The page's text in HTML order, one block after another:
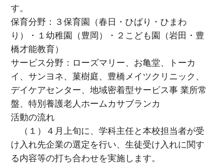
す。
保育分野：３保育園（春日・ひばり・ひまわ
り）・１幼稚園（豊岡）・２こども園（岩田・豊
橋才能教育）
サービス分野：ローズマリー、お亀堂、トーカ
イ、サンヨネ、菓樹庭、豊橋メイツクリニック、
デイケアセンター、地域密着型サービス事 業所常
盤、特別養護老人ホームカサブランカ
活動の流れ
（１）４月上旬に、学科主任と本校担当者が受
け入れ先企業の選定を行い、生徒受け入れに関す
る内容等の打ち合わせを実施します。